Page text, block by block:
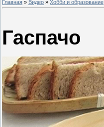
Главная » Видео » Хобби и образование
Гаспачо